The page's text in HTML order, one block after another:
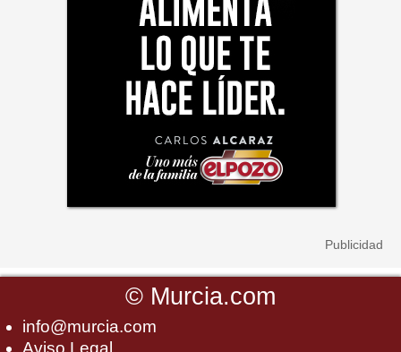
© Murcia.com
info@murcia.com
Aviso Legal